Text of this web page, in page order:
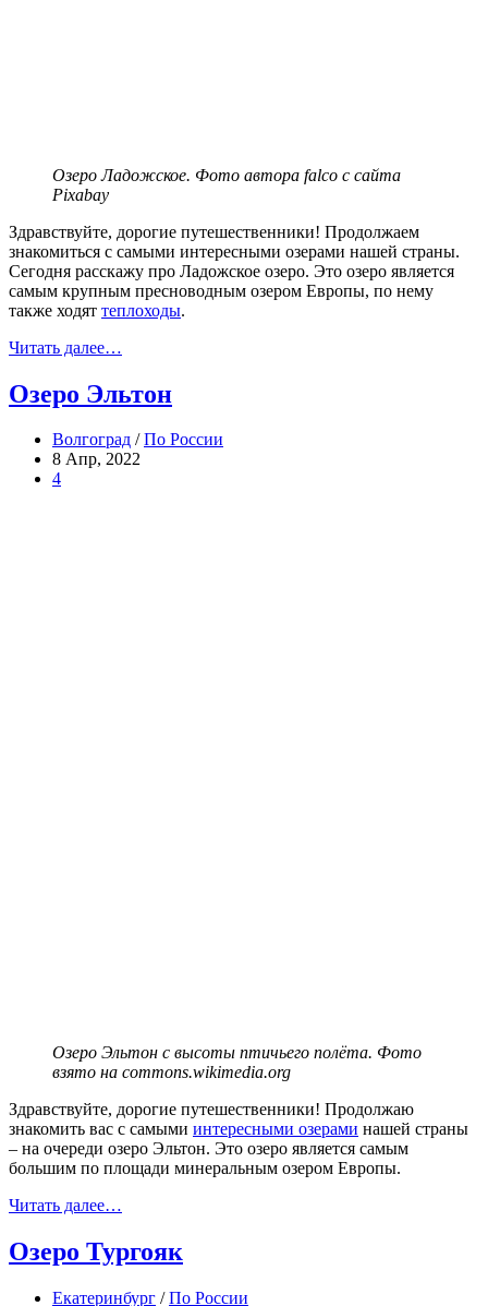
Озеро Ладожское. Фото автора falco с сайта
Pixabay
Здравствуйте, дорогие путешественники! Продолжаем
знакомиться с самыми интересными озерами нашей страны.
Сегодня расскажу про Ладожское озеро. Это озеро является
самым крупным пресноводным озером Европы, по нему
также ходят теплоходы.
Читать далее…
Озеро Эльтон
Волгоград /По России
8 Апр, 2022
4
Озеро Эльтон с высоты птичьего полёта. Фото
взято на commons.wikimedia.org
Здравствуйте, дорогие путешественники! Продолжаю
знакомить вас с самыми интересными озерами нашей страны
– на очереди озеро Эльтон. Это озеро является самым
большим по площади минеральным озером Европы.
Читать далее…
Озеро Тургояк
Екатеринбург /По России